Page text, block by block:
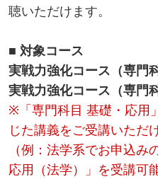
聴いただけます。
■ 対象コース
実戦力強化コース（専門
実戦力強化コース（専門
※「専門科目 基礎・応用
じた講義をご受講いただ
（例：法学系でお申込み
応用（法学）」を受講可能